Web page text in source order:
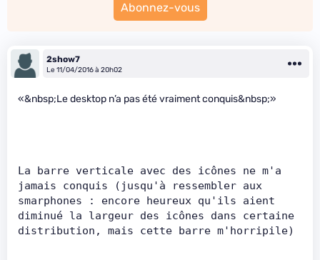
Abonnez-vous
2show7
Le 11/04/2016 à 20h02
«&nbsp;Le desktop n’a pas été vraiment conquis&nbsp;»
La barre verticale avec des icônes ne m'a
jamais conquis (jusqu'à ressembler aux
smarphones : encore heureux qu'ils aient
diminué la largeur des icônes dans certaine